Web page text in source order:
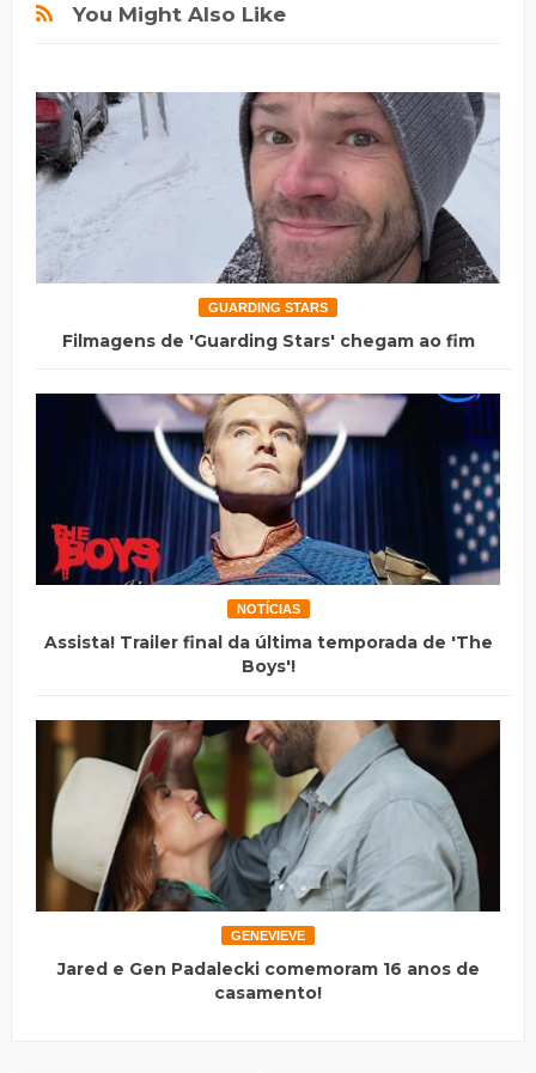
You Might Also Like
GUARDING STARS
Filmagens de 'Guarding Stars' chegam ao fim
NOTÍCIAS
Assista! Trailer final da última temporada de 'The
Boys'!
GENEVIEVE
Jared e Gen Padalecki comemoram 16 anos de
casamento!